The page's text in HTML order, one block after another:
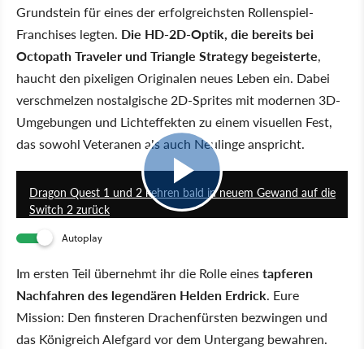
Grundstein für eines der erfolgreichsten Rollenspiel-
Franchises legten. Die HD-2D-Optik, die bereits bei
Octopath Traveler und Triangle Strategy begeisterte,
haucht den pixeligen Originalen neues Leben ein. Dabei
verschmelzen nostalgische 2D-Sprites mit modernen 3D-
Umgebungen und Lichteffekten zu einem visuellen Fest,
das sowohl Veteranen als auch Neulinge anspricht.
Dragon Quest 1 und 2 kehren bald in neuem Gewand auf die
Switch 2 zurück
Autoplay
Im ersten Teil übernehmt ihr die Rolle einestapferen
Nachfahren des legendären Helden Erdrick. Eure
Mission: Den finsteren Drachenfürsten bezwingen und
das Königreich Alefgard vor dem Untergang bewahren.